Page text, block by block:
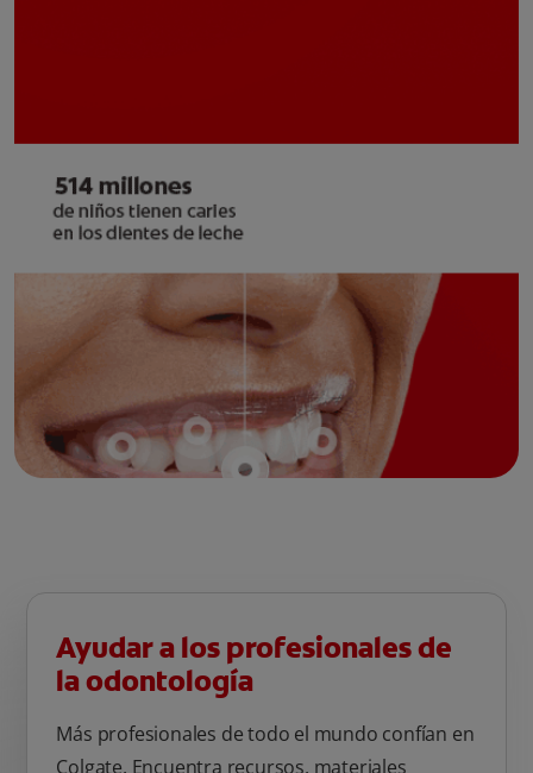
Ayudar a los profesionales de
la odontología
Más profesionales de todo el mundo confían en
Colgate. Encuentra recursos, materiales